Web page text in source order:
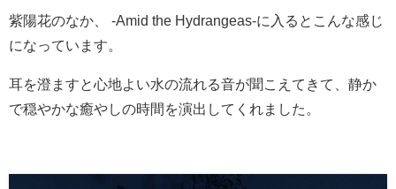
紫陽花のなか、 -Amid the Hydrangeas-に入るとこんな感じ
になっています。
耳を澄ますと心地よい水の流れる音が聞こえてきて、静か
で穏やかな癒やしの時間を演出してくれました。